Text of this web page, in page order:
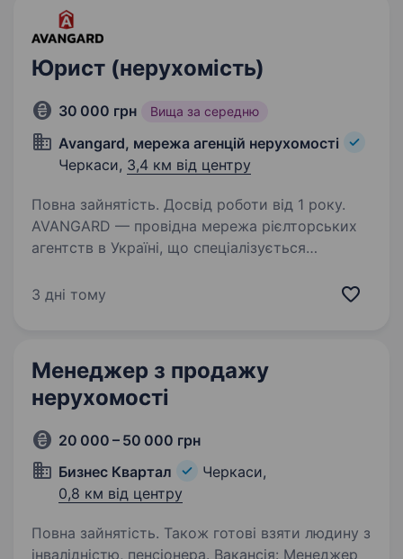
Юрист (нерухомість)
30 000 грн Вища за середню
Avangard, мережа агенцій нерухомості
Черкаси, 3,4 км від центру
Повна зайнятість. Досвід роботи від 1 року.
AVANGARD — провідна мережа рієлторських
агентств в Україні, що спеціалізується
Ми активно розвиваємось і працюємо у 10
3 дні тому
Менеджер з продажу
нерухомості
20 000 – 50 000 грн
Бизнес Квартал
Черкаси,
0,8 км від центру
Повна зайнятість. Також готові взяти людину з
інвалідністю, пенсіонера. Вакансія: Менеджер